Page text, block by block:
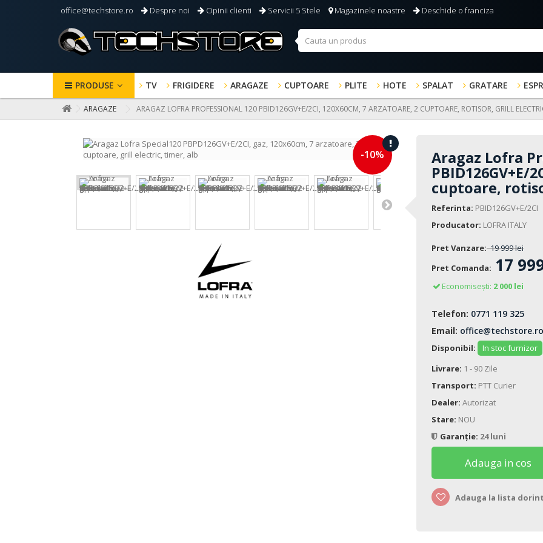
office@techstore.ro Despre noi Opinii clienti Servicii 5 Stele Magazinele noastre Deschide o franciza
PRODUSE TV FRIGIDERE ARAGAZE CUPTOARE PLITE HOTE SPALAT GRATARE
ARAGAZE ARAGAZ LOFRA PROFESSIONAL 120 PBID126GV+E/2CI, 120X60CM, 7 ARZATOARE, 2 CUPTOARE, ROTISOR, GRILL
-10% Aragaz Lofra
PBID126GV+E/
cuptoare,
Referinta: PBID126GV+E/2CI
Producator: LOFRA ITALY
Pret Vanzare: 19 999 lei
Pret Comanda: 17
Economisești: 2 000 lei
Telefon: 0771 119 325
Email: office@techstore.ro
Disponibil:
In stoc furnizor
Livrare: 1 - 90 Zile
Transport: PTT Curier
Dealer: Autorizat
Stare: NOU
Garanție: 24 luni
Adauga in cos
Adauga la lista